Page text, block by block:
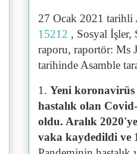
27 Ocak 2021 tarihli
15212 , Sosyal İşler,
raporu, raportör: Ms
tarihinde Asamble
1. Yeni koronavirüs
hastalık olan
oldu. Aralık
vaka kaydedildi ve